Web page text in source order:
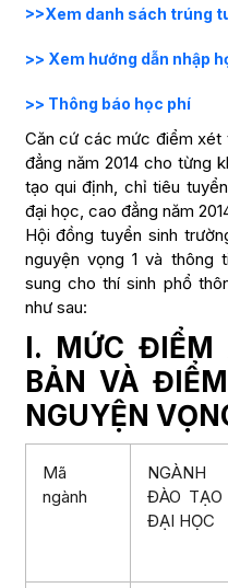
>>Xem danh sách trúng
>> Xem hướng dẫn nhập
>> Thông báo học phí
C­ăn cứ các mức điểm xét
đẳng năm 2014 cho từng
tạo qui định, chỉ tiêu
đại học, cao đẳng năm
Hội đồng tuyển sinh
nguyện vọng 1 và thông
sung cho thí sinh phổ
như sau:
I. MỨC ĐIỂM
BẢN VÀ
NGUYỆN
Mã
ngành
NGÀNH
ĐÀO TẠO
ĐẠI HỌC